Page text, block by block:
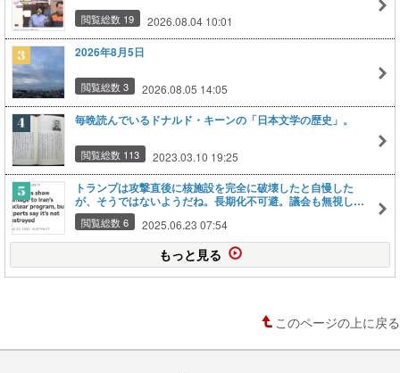
閲覧総数 19 2026.08.04 10:01
2026年8月5日
閲覧総数 3 2026.08.05 14:05
毎晩読んでいるドナルド・キーンの「日本文学の歴史」。
閲覧総数 113 2023.03.10 19:25
トランプは攻撃直後に核施設を完全に破壊したと自慢した
が、そうではないようだね。長期化不可避。議会も無視した
愚かな大統領の暴走。
閲覧総数 6 2025.06.23 07:54
もっと見る
このページの上に戻る